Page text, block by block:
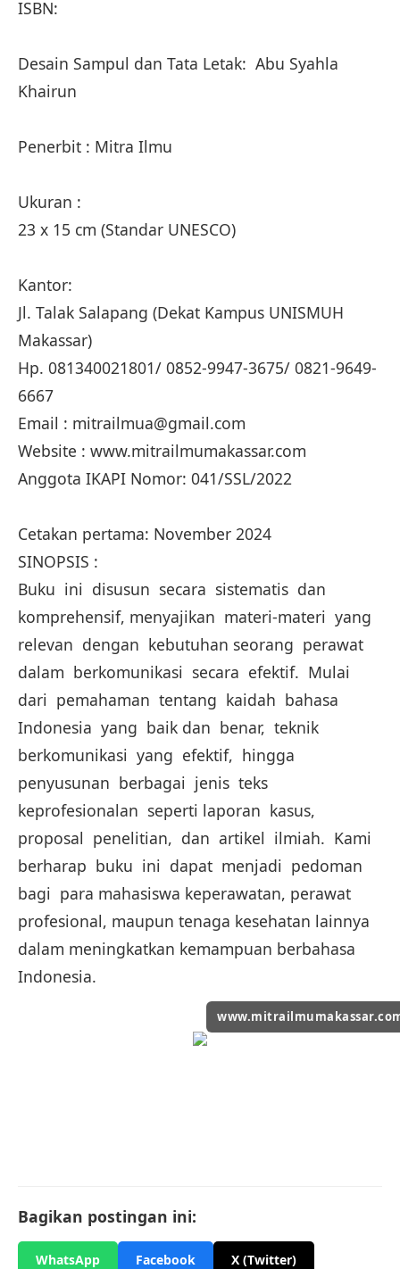
ISBN:
Desain Sampul dan Tata Letak: Abu Syahla
Khairun
Penerbit : Mitra Ilmu
Ukuran :
23 x 15 cm (Standar UNESCO)
Kantor:
Jl. Talak Salapang (Dekat Kampus UNISMUH
Makassar)
Hp. 081340021801/ 0852-9947-3675/ 0821-9649-
6667
Email : mitrailmua@gmail.com
Website : www.mitrailmumakassar.com
Anggota IKAPI Nomor: 041/SSL/2022
Cetakan pertama: November 2024
SINOPSIS :
Buku ini disusun secara sistematis dan
komprehensif, menyajikan materi-materi yang
relevan dengan kebutuhan seorang perawat
dalam berkomunikasi secara efektif. Mulai
dari pemahaman tentang kaidah bahasa
Indonesia yang baik dan benar, teknik
berkomunikasi yang efektif, hingga
penyusunan berbagai jenis teks
keprofesionalan seperti laporan kasus,
proposal penelitian, dan artikel ilmiah. Kami
berharap buku ini dapat menjadi pedoman
bagi para mahasiswa keperawatan, perawat
profesional, maupun tenaga kesehatan lainnya
dalam meningkatkan kemampuan berbahasa
Indonesia.
Bagikan postingan ini:
WhatsApp Facebook X (Twitter)